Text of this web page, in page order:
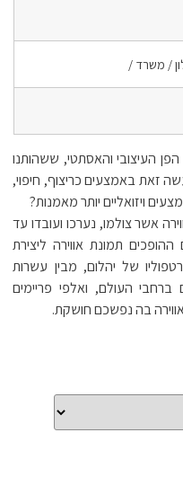
/ משרד /
העיצובי והאסתטי, ששהותנו
זאת באמצעים כריצוף, חיפוי,
ויזואליים יותר מאמנות?
אשר צולמו, נערכו ועובדו עד
תמונת אווירה ליצירת
של יהלום, מבין עשרות
ברחבי העולם, ואלפי פריימים
בה נפשכם חושקת.